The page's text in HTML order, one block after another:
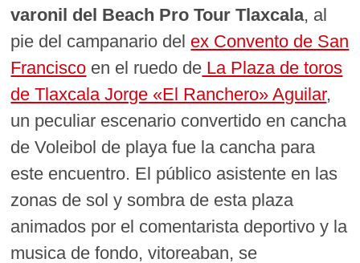
varonil del Beach Pro Tour Tlaxcala, al
pie del campanario del ex Convento de San
Francisco en el ruedo de La Plaza de toros
de Tlaxcala Jorge «El Ranchero» Aguilar,
un peculiar escenario convertido en cancha
de Voleibol de playa fue la cancha para
este encuentro. El público asistente en las
zonas de sol y sombra de esta plaza
animados por el comentarista deportivo y la
musica de fondo, vitoreaban, se